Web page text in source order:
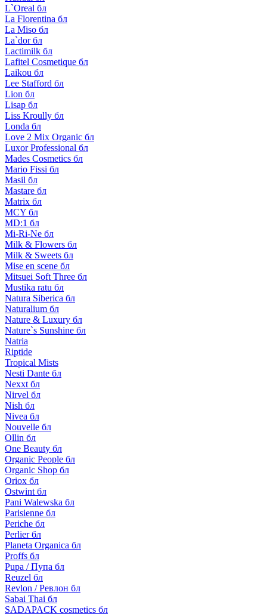
L`Oreal бл
La Florentina бл
La Miso бл
La`dor бл
Lactimilk бл
Lafitel Cosmetique бл
Laikou бл
Lee Stafford бл
Lion бл
Lisap бл
Liss Kroully бл
Londa бл
Love 2 Mix Organic бл
Luxor Professional бл
Mades Cosmetics бл
Mario Fissi бл
Masil бл
Mastare бл
Matrix бл
MCY бл
MD:1 бл
Mi-Ri-Ne бл
Milk & Flowers бл
Milk & Sweets бл
Mise en scene бл
Mitsuei Soft Three бл
Mustika ratu бл
Natura Siberica бл
Naturalium бл
Nature & Luxury бл
Nature`s Sunshine бл
Natria
Riptide
Tropical Mists
Nesti Dante бл
Nexxt бл
Nirvel бл
Nish бл
Nivea бл
Nouvelle бл
Ollin бл
One Beauty бл
Organic People бл
Organic Shop бл
Oriox бл
Ostwint бл
Pani Walewska бл
Parisienne бл
Periche бл
Perlier бл
Planeta Organica бл
Proffs бл
Pupa / Пупа бл
Reuzel бл
Revlon / Ревлон бл
Sabai Thai бл
SADAPACK cosmetics бл